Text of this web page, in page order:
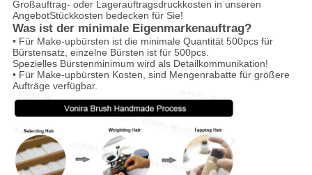
Großauftrag- oder Lagerauftragsdruckkosten in unseren
AngebotStückkosten bedecken für Sie!
Was ist der minimale Eigenmarkenauftrag?
• Für Make-upbürsten ist die minimale Quantität 500pcs für
Bürstensatz, einzelne Bürsten ist für 500pcs.
Spezielles Bürstenminimum wird als Detailkommunikation!
• Für Make-upbürsten Kosten, sind Mengenrabatte für größere
Aufträge verfügbar.